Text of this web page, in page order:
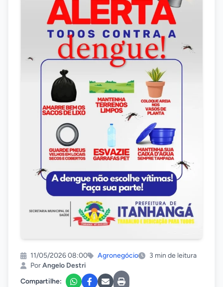
11/05/2026 08:00 Agronegócio
3 min de leitura
PorAngelo Destri
Compartilhe: